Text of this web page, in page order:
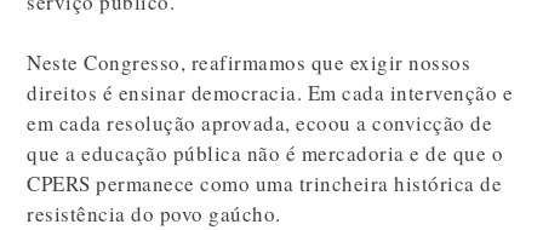
Neste Congresso, reafirmamos que exigir nossos
direitos é ensinar democracia. Em cada intervenção e
em cada resolução aprovada, ecoou a convicção de
que a educação pública não é mercadoria e de que o
CPERS permanece como uma trincheira histórica de
resistência do povo gaúcho.